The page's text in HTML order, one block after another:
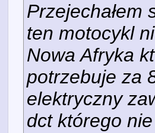
Przejechałem
ten motocykl
Nowa Afryka
potrzebuje za
elektryczny
dct którego